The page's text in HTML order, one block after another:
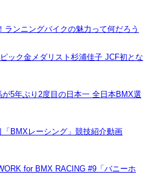
ンニングバイクの魅力って何だろう
ック金メダリスト杉浦佳子 JCF初とな
が5年ぶり2度目の日本一 全日本BMX選
「BMXレーシング」競技紹介動画
for BMX RACING #9「バニーホ